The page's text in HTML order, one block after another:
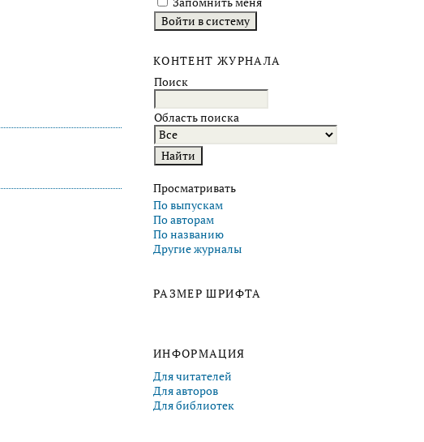
КОНТЕНТ ЖУРНАЛА
Поиск
Область поиска
Просматривать
По выпускам
По авторам
По названию
Другие журналы
РАЗМЕР ШРИФТА
ИНФОРМАЦИЯ
Для читателей
Для авторов
Для библиотек